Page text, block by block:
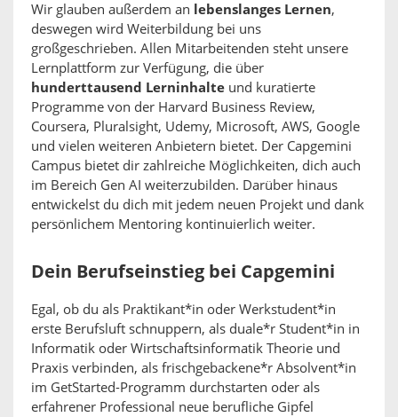
Wir glauben außerdem an lebenslanges Lernen,
deswegen wird Weiterbildung bei uns
großgeschrieben. Allen Mitarbeitenden steht unsere
Lernplattform zur Verfügung, die über
hunderttausend Lerninhalte und kuratierte
Programme von der Harvard Business Review,
Coursera, Pluralsight, Udemy, Microsoft, AWS, Google
und vielen weiteren Anbietern bietet. Der Capgemini
Campus bietet dir zahlreiche Möglichkeiten, dich auch
im Bereich Gen AI weiterzubilden. Darüber hinaus
entwickelst du dich mit jedem neuen Projekt und dank
persönlichem Mentoring kontinuierlich weiter.
Dein Berufseinstieg bei Capgemini
Egal, ob du als Praktikant*in oder Werkstudent*in
erste Berufsluft schnuppern, als duale*r Student*in in
Informatik oder Wirtschaftsinformatik Theorie und
Praxis verbinden, als frischgebackene*r Absolvent*in
im GetStarted-Programm durchstarten oder als
erfahrener Professional neue berufliche Gipfel